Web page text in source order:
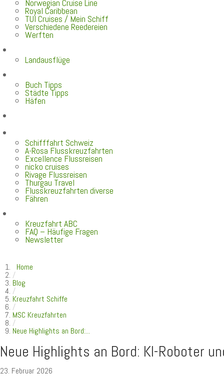
Norwegian Cruise Line
Royal Caribbean
TUI Cruises / Mein Schiff
Verschiedene Reedereien
Werften
Landausflüge
Neu im Blog
Buch Tipps
Städte Tipps
Häfen
Schifffahrt Schweiz
A-Rosa Flusskreuzfahrten
Excellence Flussreisen
nicko cruises
Rivage Flussreisen
Thurgau Travel
Flusskreuzfahrten diverse
Fähren
Kreuzfahrt ABC
FAQ – Häufige Fragen
Newsletter
Home
/
Blog
/
Kreuzfahrt Schiffe
/
MSC Kreuzfahrten
/
Neue Highlights an Bord:...
Neue Highlights an Bord: KI-Roboter
23. Februar 2026